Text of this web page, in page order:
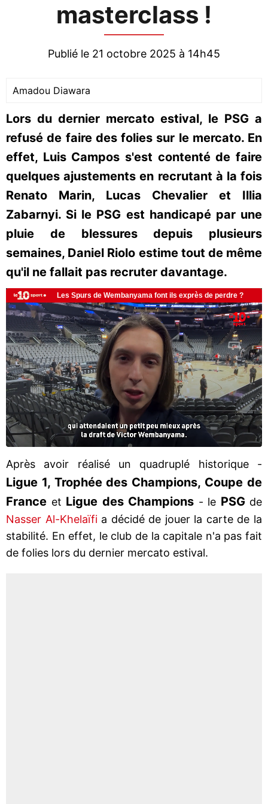
masterclass !
Publié le 21 octobre 2025 à 14h45
Amadou Diawara
Lors du dernier mercato estival, le PSG a
refusé de faire des folies sur le mercato. En
effet, Luis Campos s'est contenté de faire
quelques ajustements en recrutant à la fois
Renato Marin, Lucas Chevalier et Illia
Zabarnyi. Si le PSG est handicapé par une
pluie de blessures depuis plusieurs
semaines, Daniel Riolo estime tout de même
qu'il ne fallait pas recruter davantage.
Après avoir réalisé un quadruplé historique -
Ligue 1, Trophée des Champions, Coupe de
France et Ligue des Champions - le PSG de
Nasser Al-Khelaïfi a décidé de jouer la carte de la
stabilité. En effet, le club de la capitale n'a pas fait
de folies lors du dernier mercato estival.